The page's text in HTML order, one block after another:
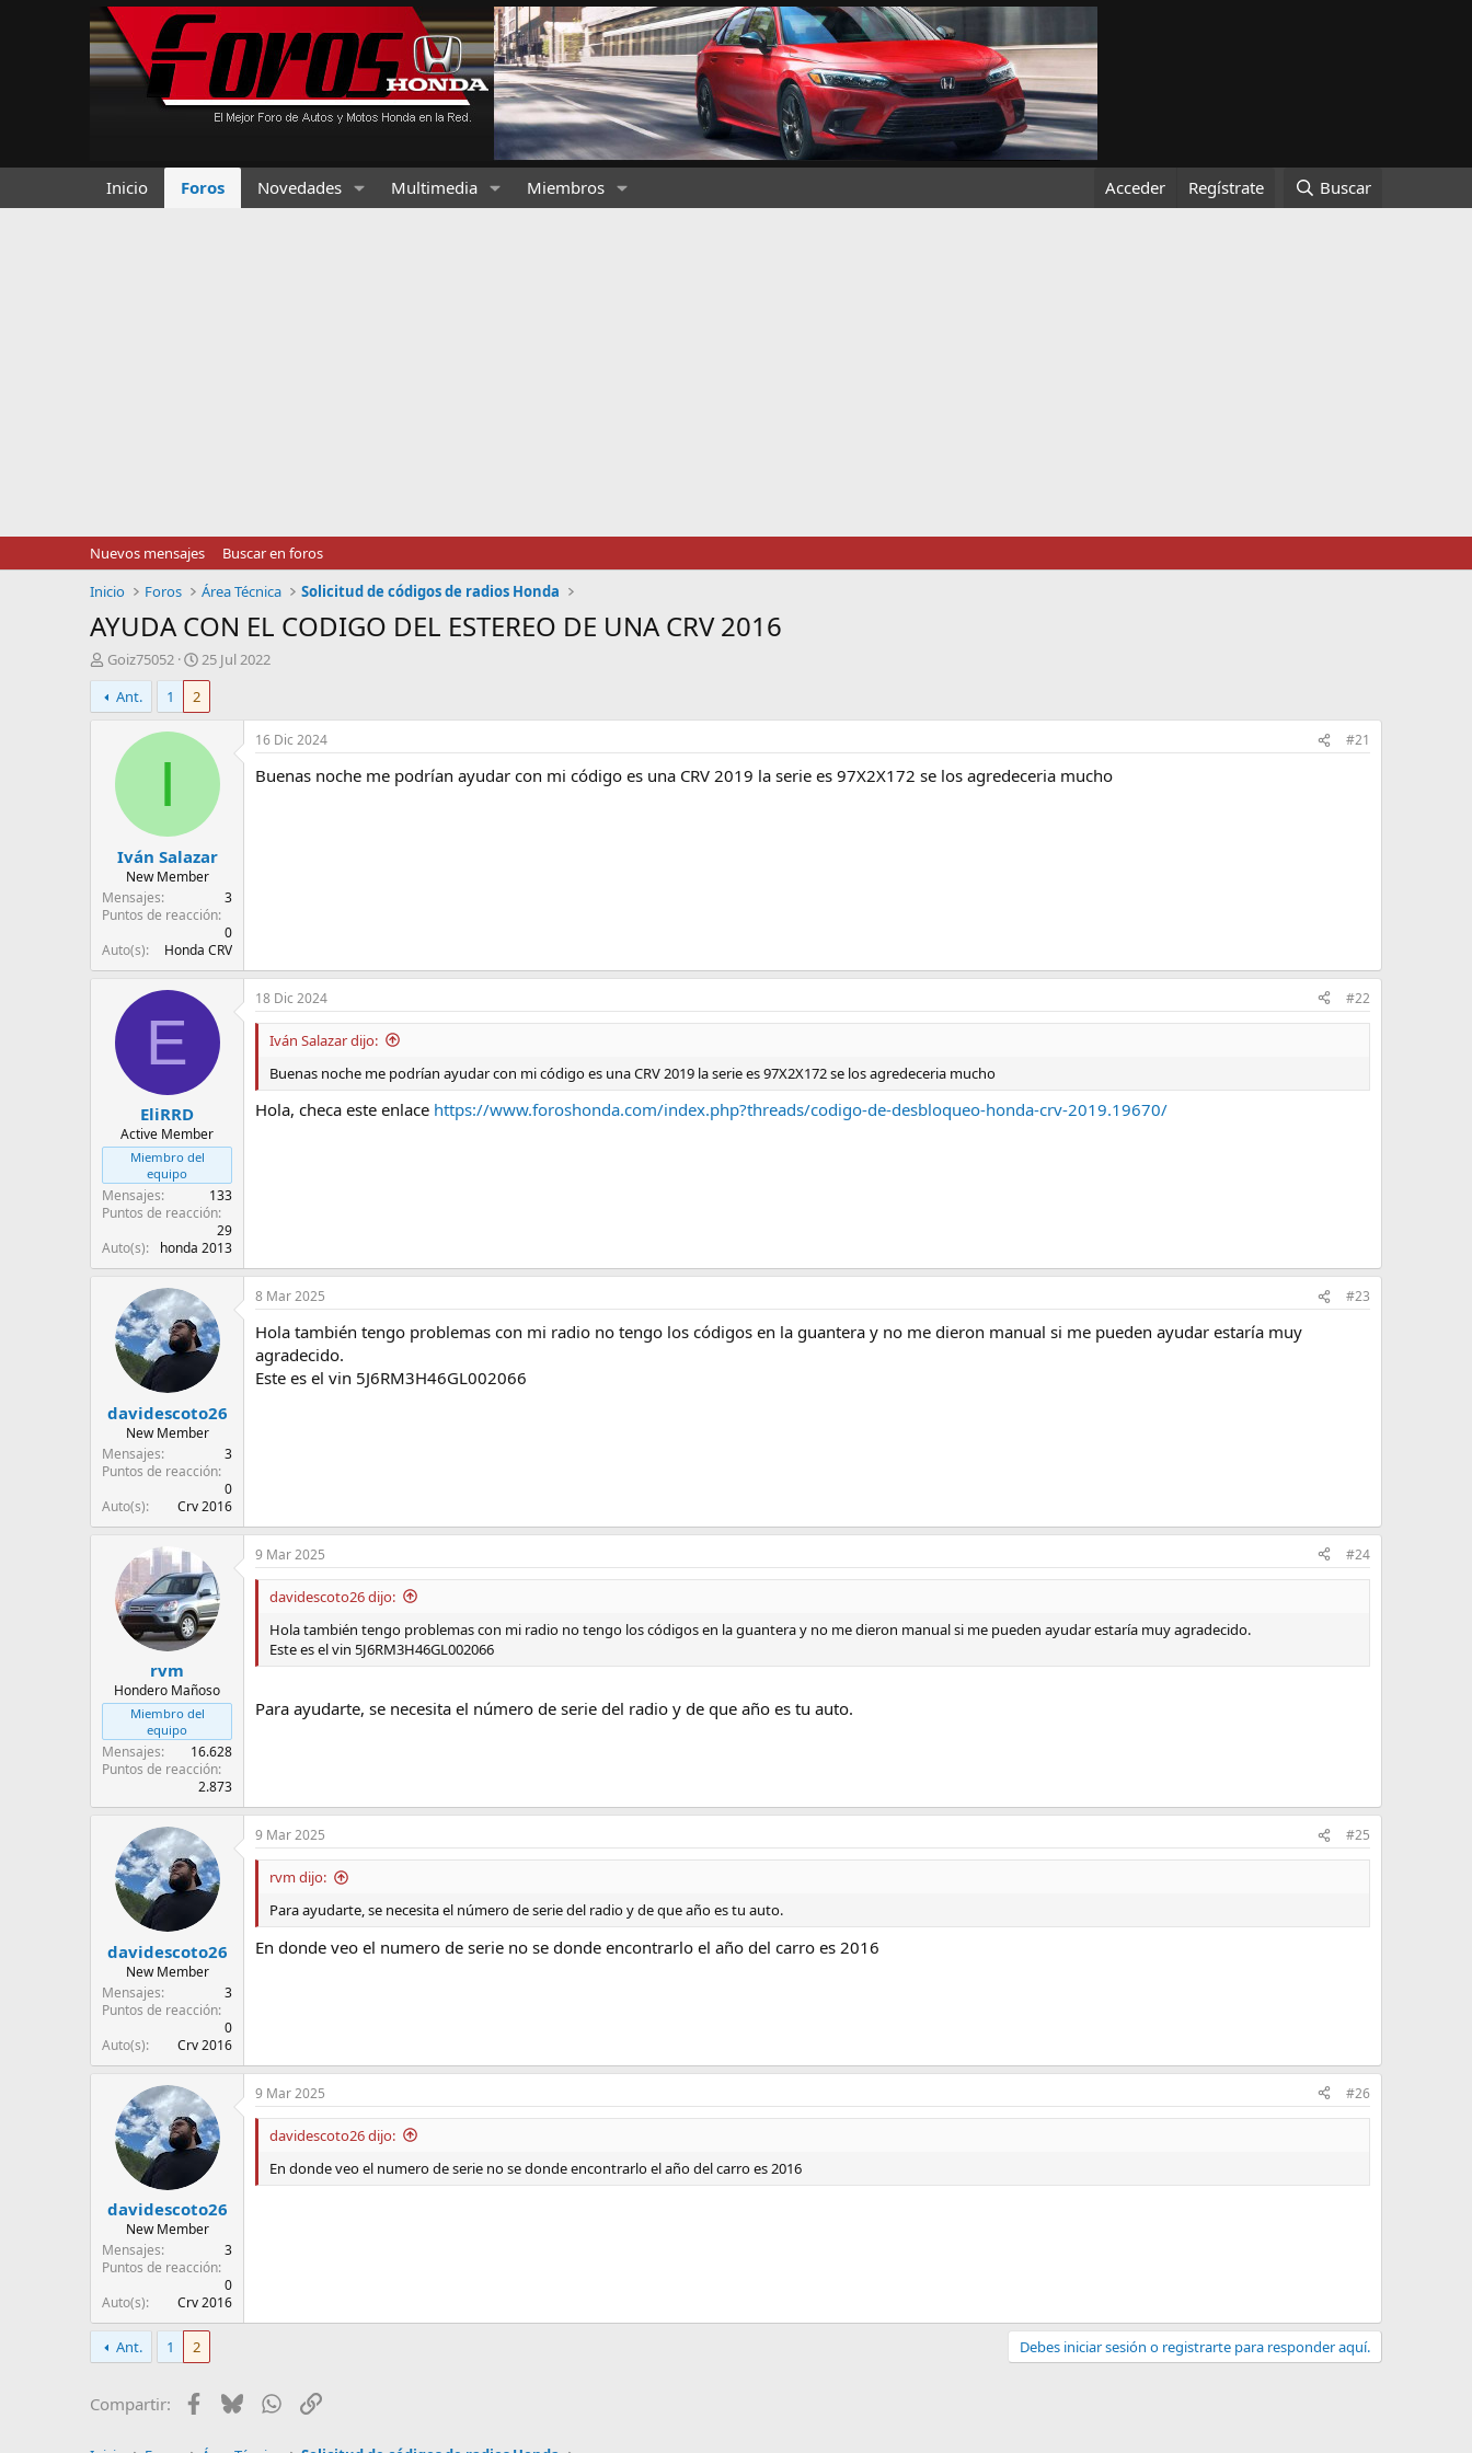
Inicio Foros Novedades Multimedia Miembros Acceder Regístrate Buscar
Nuevos mensajes
Buscar en foros
Inicio
Foros Área Técnica Solicitud de códigos de radios Honda
AYUDA CON EL CODIGO DEL ESTEREO DE UNA CRV 2016
I
n
i
c
t
e
a
Goiz75052
F
e
h
d
n
c
i
25 Jul 2022
Ant.
1 2
I
Iván Salazar
New Member
Mensajes
3
Puntos de reacción
0
Auto(s)
Honda CRV
16 Dic 2024 #21
Buenas noche me podrían ayudar con mi código es una CRV 2019 la serie es 97X2X172 se los agredeceria mucho
E
EliRRD
Active Member
Miembro del
equipo
Mensajes
133
Puntos de reacción
29
Auto(s)
honda 2013
18 Dic 2024 #22
Iván Salazar dijo:
Buenas noche me podrían ayudar con mi código es una CRV 2019 la serie es 97X2X172 se los agredeceria mucho
Hola, checa este enlace https://www.foroshonda.com/index.php?threads/codigo-de-desbloqueo-honda-crv-2019.19670/
davidescoto26
New Member
Mensajes
3
Puntos de reacción
0
Auto(s)
Crv 2016
8 Mar 2025 #23
Hola también tengo problemas con mi radio no tengo los códigos en la guantera y no me dieron manual si me pueden ayudar estaría muy
agradecido.
Este es el vin 5J6RM3H46GL002066
rvm
Hondero Mañoso
Miembro del
equipo
Mensajes
16.628
Puntos de reacción
2.873
9 Mar 2025 #24
davidescoto26 dijo:
Hola también tengo problemas con mi radio no tengo los códigos en la guantera y no me dieron manual si me pueden ayudar estaría muy agradecido.
Este es el vin 5J6RM3H46GL002066
Para ayudarte, se necesita el número de serie del radio y de que año es tu auto.
davidescoto26
New Member
Mensajes
3
Puntos de reacción
0
Auto(s)
Crv 2016
9 Mar 2025 #25
rvm dijo:
Para ayudarte, se necesita el número de serie del radio y de que año es tu auto.
En donde veo el numero de serie no se donde encontrarlo el año del carro es 2016
davidescoto26
New Member
Mensajes
3
Puntos de reacción
0
Auto(s)
Crv 2016
9 Mar 2025 #26
davidescoto26 dijo:
En donde veo el numero de serie no se donde encontrarlo el año del carro es 2016
Ant. 1 2 Debes iniciar sesión o registrarte para responder aquí.
Compartir: Facebook
BlueskyWhatsApp
Enlace